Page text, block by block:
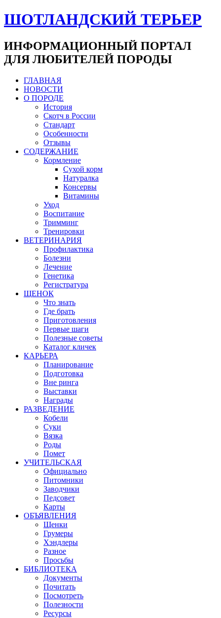
ШОТЛАНДСКИЙ ТЕРЬЕР
ИНФОРМАЦИОННЫЙ ПОРТАЛ
ДЛЯ ЛЮБИТЕЛЕЙ ПОРОДЫ
ГЛАВНАЯ
НОВОСТИ
О ПОРОДЕ
История
Скотч в России
Стандарт
Особенности
Отзывы
СОДЕРЖАНИЕ
Кормление
Сухой корм
Натуралка
Консервы
Витамины
Уход
Воспитание
Тримминг
Тренировки
ВЕТЕРИНАРИЯ
Профилактика
Болезни
Лечение
Генетика
Регистратура
ЩЕНОК
Что знать
Где брать
Приготовления
Первые шаги
Полезные советы
Каталог кличек
КАРЬЕРА
Планирование
Подготовка
Вне ринга
Выставки
Награды
РАЗВЕДЕНИЕ
Кобели
Суки
Вязка
Роды
Помет
УЧИТЕЛЬСКАЯ
Официально
Питомники
Заводчики
Педсовет
Карты
ОБЪЯВЛЕНИЯ
Щенки
Грумеры
Хэндлеры
Разное
Просьбы
БИБЛИОТЕКА
Документы
Почитать
Посмотреть
Полезности
Ресурсы